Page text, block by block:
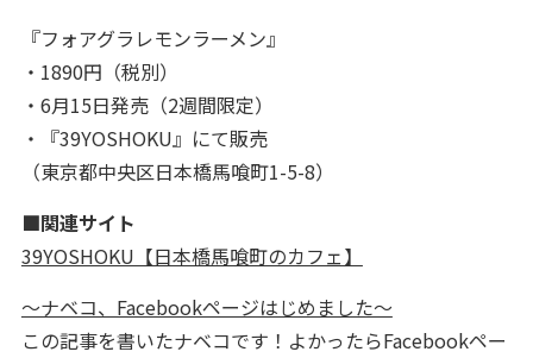
『フォアグラレモンラーメン』
・1890円（税別）
・6月15日発売（2週間限定）
・『39YOSHOKU』にて販売
（東京都中央区日本橋馬喰町1-5-8）
■関連サイト
39YOSHOKU【日本橋馬喰町のカフェ】
～ナベコ、Facebookページはじめました～
この記事を書いたナベコです！よかったらFacebookペー